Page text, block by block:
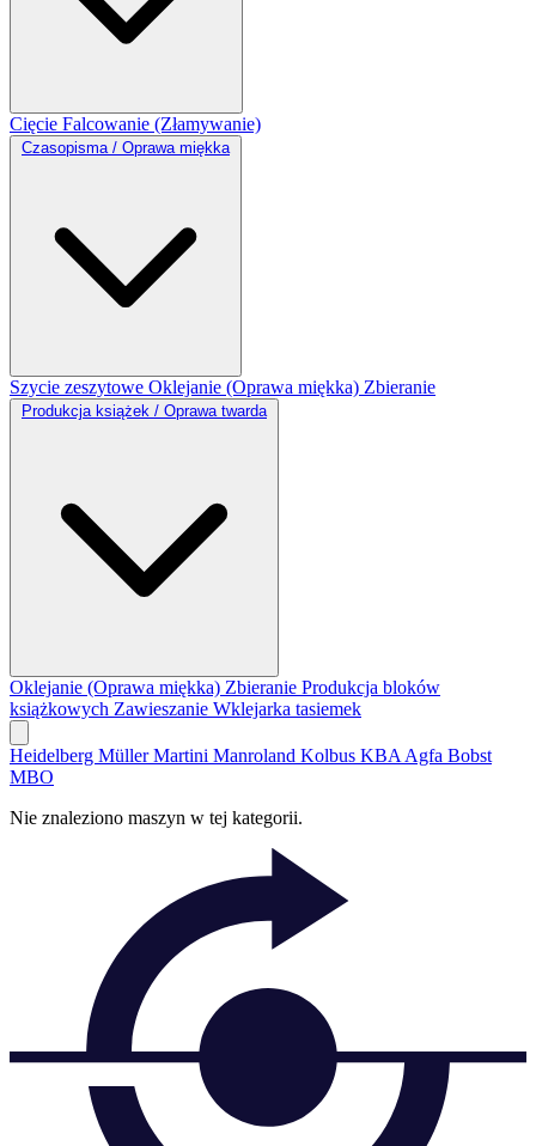
Cięcie Falcowanie (Złamywanie)
Czasopisma / Oprawa miękka
Szycie zeszytowe Oklejanie (Oprawa miękka) Zbieranie
Produkcja książek / Oprawa twarda
Oklejanie (Oprawa miękka) Zbieranie Produkcja bloków
książkowych Zawieszanie Wklejarka tasiemek
Heidelberg Müller Martini Manroland Kolbus KBA Agfa Bobst
MBO
Nie znaleziono maszyn w tej kategorii.